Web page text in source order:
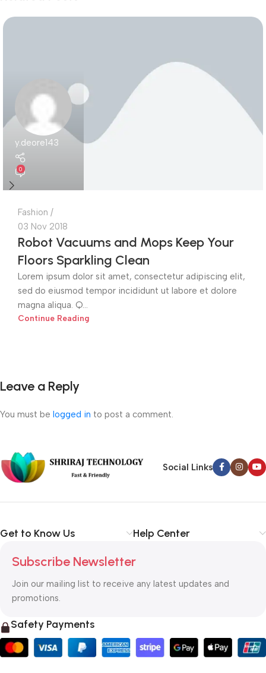
y.deore143
0
Fashion
03 Nov 2018
Robot Vacuums and Mops Keep Your
Floors Sparkling Clean
Lorem ipsum dolor sit amet, consectetur adipiscing elit,
sed do eiusmod tempor incididunt ut labore et dolore
magna aliqua. Q...
Continue Reading
Leave a Reply
You must be logged in to post a comment.
Social Links
Get to Know Us Help Center
Subscribe Newsletter
Join our mailing list to receive any latest updates and
promotions.
Safety Payments